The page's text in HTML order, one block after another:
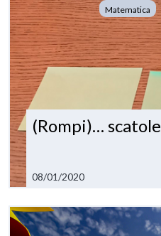
Matematica
(Rompi)… scatole
08/01/2020